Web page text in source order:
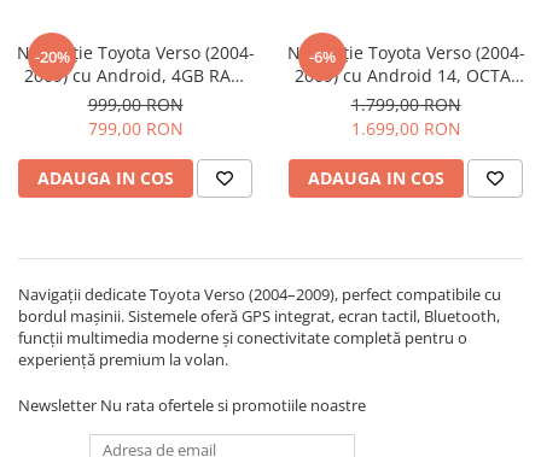
Navigatii Audi
Navigatii BMW
Navigatii Mercedes
Navigatii Fiat
Navigatii Suzuki
Navigatii Mitsubishi
Navigatii Volvo
Navigatii KIA
Navigatii Renault
-20%
Navigație Toyota Verso (2004-
2009) cu Android, 4GB RAM
64GB ROM, DSP, ecran 9 Inch,
Carplay si Android Auto
999,00 RON
799,00 RON
ADAUGA IN COS
-6%
Navigație Toyota Verso (2004-
2009) cu Android 14, OCTA-
CORE 2.0 GHz, 8GB RAM
128GB ROM, cu SLOT SIM 4G,
DSP, ecran 9 Inch, Carplay si
Android Auto
1.799,00 RON
1.699,00 RON
ADAUGA IN COS
Navigații dedicate Toyota Verso (2004–2009), perfect compatibile cu
bordul mașinii. Sistemele oferă GPS integrat, ecran tactil, Bluetooth,
funcții multimedia moderne și conectivitate completă pentru o
experiență premium la volan.
Newsletter Nu rata ofertele si promotiile noastre